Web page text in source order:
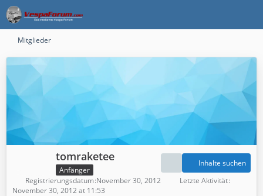
Mitglieder
tomraketee
Anfänger
Inhalte suchen
Registrierungsdatum November 30, 2012
Letzte Aktivität
November 30, 2012 at 11:53